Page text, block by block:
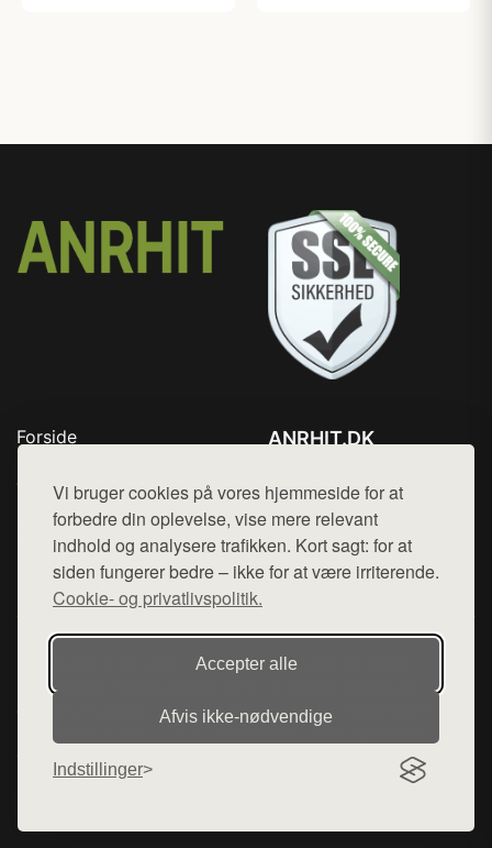
Vi bruger cookies på vores hjemmeside for at
forbedre din oplevelse, vise mere relevant
indhold og analysere trafikken. Kort sagt: for at
siden fungerer bedre – ikke for at være irriterende.
Cookie- og privatlivspolitik.
Accepter alle
Afvis ikke‑nødvendige
Indstillinger
Forside
Top Rabatter
Blog
Kontakt
ANRHIT.DK
Mail: hej@want.dk
Cookie- og privatlivspolitik
Denne side er en del af want.dk, der udgiver en række
hjemmesider med præsentation af forskellige produkter fra
diverse webshops. Der sælges ikke varer fra denne side - vi
henviser til de shops, som sælger varen. Vi har heller ikke
varerne på lager.